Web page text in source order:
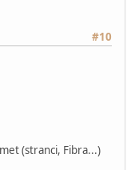
#10
(stranci, Fibra...)